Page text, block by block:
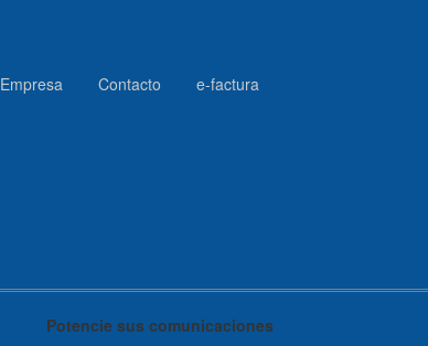
Empresa Contacto e-factura
Potencie sus comunicaciones